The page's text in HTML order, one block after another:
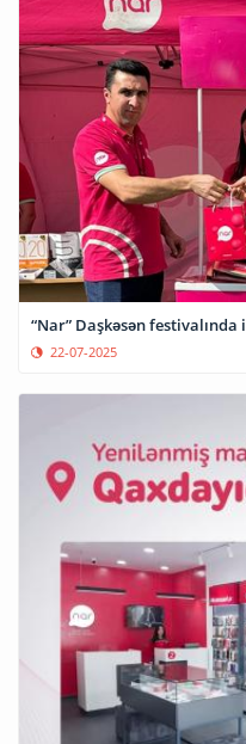
“Nar” Daşkəsən
22-07-2025